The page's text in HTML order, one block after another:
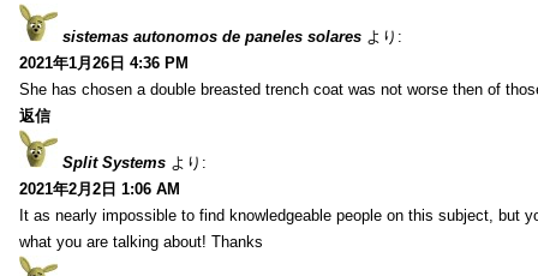
sistemas autonomos de paneles solares より:
2021年1月26日 4:36 PM
She has chosen a double breasted trench coat was not worse then of
返信
Split Systems より:
2021年2月2日 1:06 AM
It as nearly impossible to find knowledgeable people on this subject, but
what you are talking about! Thanks